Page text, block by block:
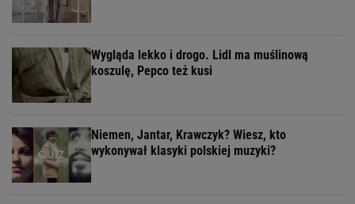
Wygląda lekko i drogo. Lidl ma muślinową
koszulę, Pepco też kusi
Niemen, Jantar, Krawczyk? Wiesz, kto
wykonywał klasyki polskiej muzyki?